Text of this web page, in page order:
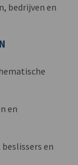
bedrijven en
en
en